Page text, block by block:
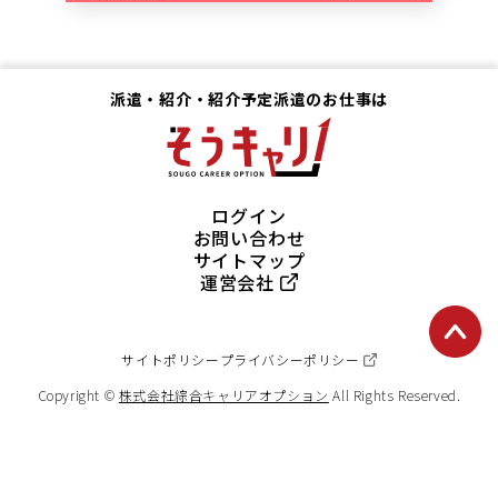
派遣・紹介・紹介予定派遣のお仕事は
ログイン
お問い合わせ
サイトマップ
運営会社
サイトポリシープライバシーポリシー
Copyright © 株式会社綜合キャリアオプション All Rights Reserved.